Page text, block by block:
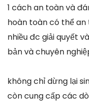
1 cách an toàn và
hoàn toàn có thể
nhiều đc giải quyết
bản và chuyên
không chỉ dừng lại
còn cung cấp các